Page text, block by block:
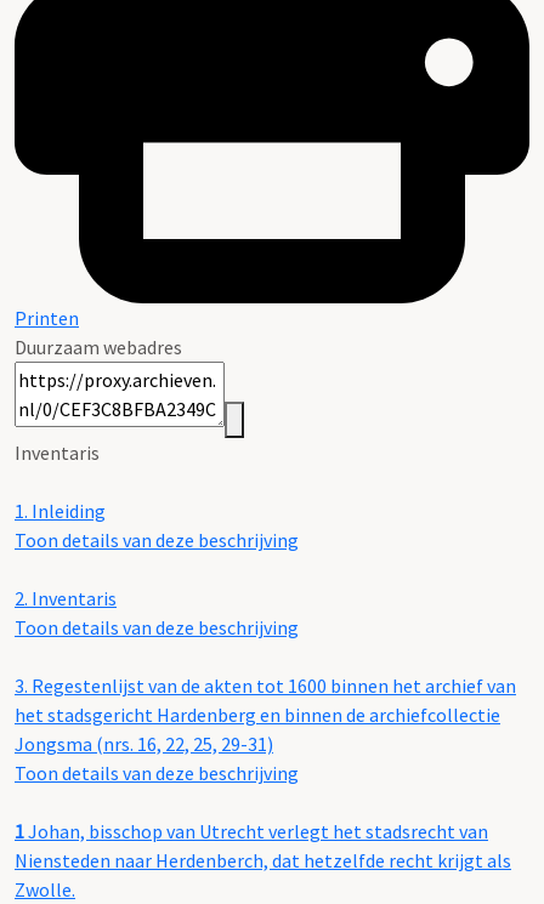
Printen
Duurzaam webadres
Inventaris
1. Inleiding
Toon details van deze beschrijving
2. Inventaris
Toon details van deze beschrijving
3. Regestenlijst van de akten tot 1600 binnen het archief van
het stadsgericht Hardenberg en binnen de archiefcollectie
Jongsma (nrs. 16, 22, 25, 29-31)
Toon details van deze beschrijving
1Johan, bisschop van Utrecht verlegt het stadsrecht van
Niensteden naar Herdenberch, dat hetzelfde recht krijgt als
Zwolle.